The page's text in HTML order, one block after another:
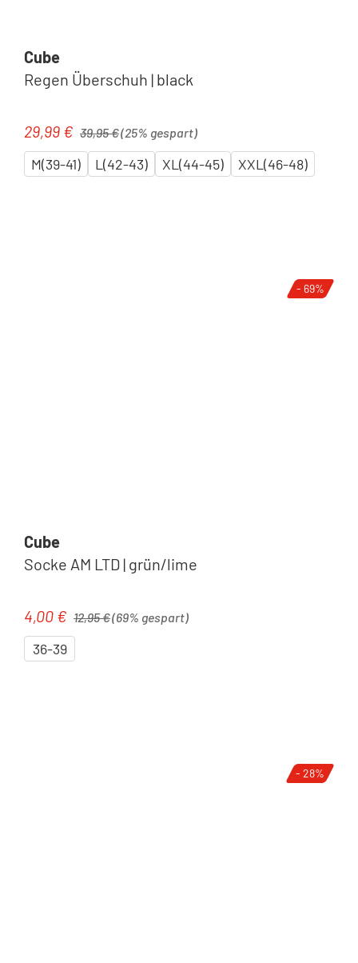
Cube
Regen Überschuh | black
Verkaufspreis:
29,99 € Regulärer Preis:
39,95 €(25% gespart)
M(39-41) L(42-43) XL(44-45) XXL(46-48)
- 69%
Cube
Socke AM LTD | grün/lime
Verkaufspreis:
4,00 € 12,95 €(69% gespart)
36-39
- 28%